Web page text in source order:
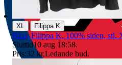
XL | Filippa K
Blus, Filippa K, 100% siden, stl.
Sluttid10 aug 18:58.
Pris:32 kr,Ledande bud.